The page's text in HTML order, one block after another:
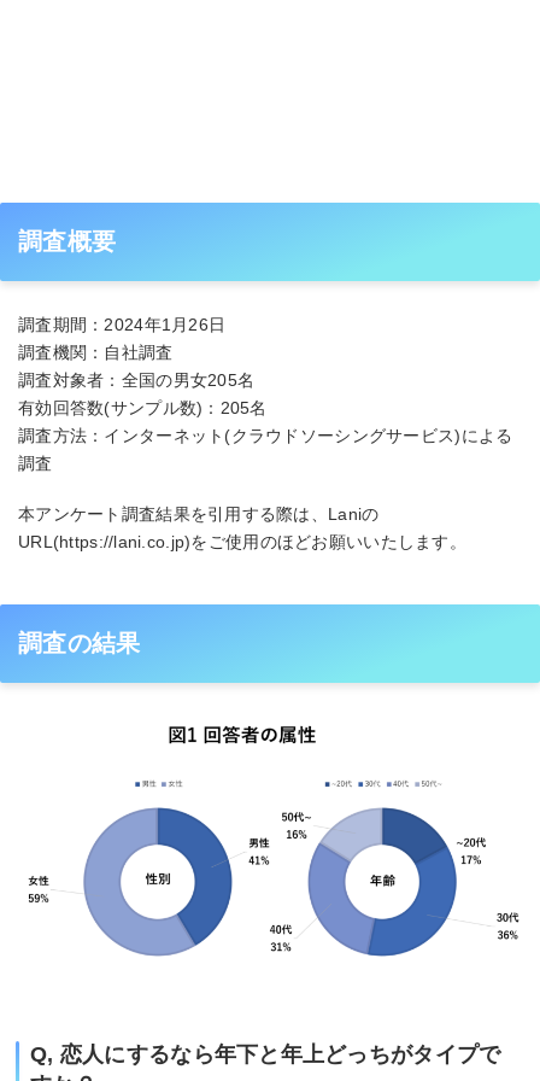
調査概要
調査期間：2024年1月26日
調査機関：自社調査
調査対象者：全国の男女205名
有効回答数(サンプル数)：205名
調査方法：インターネット(クラウドソーシングサービス)による
調査
本アンケート調査結果を引用する際は、Laniの
URL(https://lani.co.jp)をご使用のほどお願いいたします。
調査の結果
Q, 恋人にするなら年下と年上どっちがタイプで